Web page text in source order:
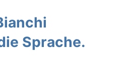
Sprache.